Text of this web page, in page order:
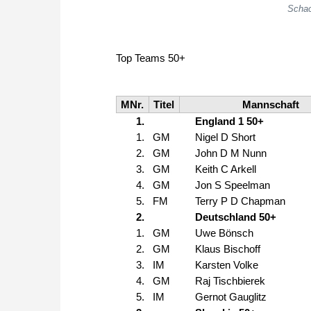
Top Teams 50+
MNr. Titel
Mannschaft
1.
England 1 50+
1.
GM
Nigel D Short
2.
GM
John D M Nunn
3.
GM
Keith C Arkell
4.
GM
Jon S Speelman
5.
FM
Terry P D Chapman
2.
Deutschland 50+
1.
GM
Uwe Bönsch
2.
GM
Klaus Bischoff
3.
IM
Karsten Volke
4.
GM
Raj Tischbierek
5.
IM
Gernot Gauglitz